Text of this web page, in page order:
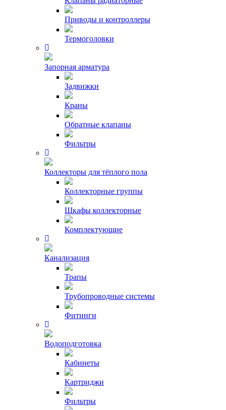
Приводы и контроллеры
Термоголовки
Запорная арматура
Задвижки
Краны
Обратные клапаны
Фильтры
Коллекторы для тёплого пола
Коллекторные группы
Шкафы коллекторные
Комплектующие
Канализация
Трапы
Трубопроводные системы
Фитинги
Водоподготовка
Кабинеты
Картриджи
Фильтры